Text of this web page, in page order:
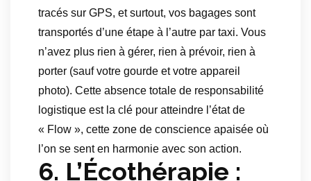
tracés sur GPS, et surtout, vos bagages sont
transportés d’une étape à l’autre par taxi. Vous
n’avez plus rien à gérer, rien à prévoir, rien à
porter (sauf votre gourde et votre appareil
photo). Cette absence totale de responsabilité
logistique est la clé pour atteindre l’état de
« Flow », cette zone de conscience apaisée où
l’on se sent en harmonie avec son action.
6. L’Écothérapie :